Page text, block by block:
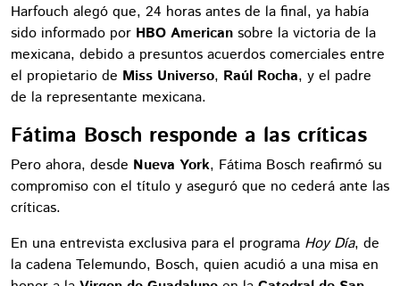
Harfouch alegó que, 24 horas antes de la final, ya había
sido informado por HBO American sobre la victoria de la
mexicana, debido a presuntos acuerdos comerciales entre
el propietario de Miss Universo, Raúl Rocha, y el padre
de la representante mexicana.
Fátima Bosch responde a las críticas
Pero ahora, desde Nueva York, Fátima Bosch reafirmó su
compromiso con el título y aseguró que no cederá ante las
críticas.
En una entrevista exclusiva para el programa Hoy Día, de
la cadena Telemundo, Bosch, quien acudió a una misa en